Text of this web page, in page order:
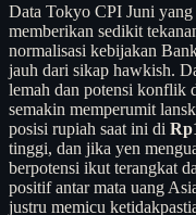
Data Tokyo CPI Juni
memberikan sedikit
normalisasi kebijakan
jauh dari sikap hawkish.
lemah dan potensi konflik
semakin memperumit
posisi rupiah saat ini di
tinggi, dan jika yen
berpotensi ikut terangkat
positif antar mata uang
justru memicu